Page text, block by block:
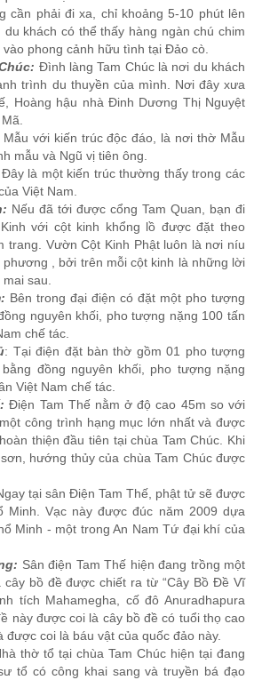
cần phải đi xa, chỉ khoảng 5-10 phút lên
khách có thể thấy hàng ngàn chú chim
phong cảnh hữu tình tại Đảo cò.
Đình làng Tam Chúc là nơi du khách
trình du thuyền của mình. Nơi đây xưa
Hoàng hậu nhà Đinh Dương Thị Nguyệt
với kiến trúc độc đáo, là nơi thờ Mẫu
mẫu và Ngũ vị tiên ông.
Đây là một kiến trúc thường thấy trong các
Việt Nam.
Nếu đã tới được cổng Tam Quan, bạn đi
với cột kinh khổng lồ được đặt theo
trang. Vườn Cột Kinh Phật luôn là nơi níu
, bởi trên mỗi cột kinh là những lời
sau.
Bên trong đại điện có đặt một pho tượng
nguyên khối, pho tượng nặng 100 tấn
chế tác.
: Tại điện đặt bàn thờ gồm 01 pho tượng
đồng nguyên khối, pho tượng nặng
Việt Nam chế tác.
Điện Tam Thế nằm ở độ cao 45m so với
công trình hạng mục lớn nhất và được
thiện đầu tiên tại chùa Tam Chúc. Khi
hướng thủy của chùa Tam Chúc được
tại sân Điện Tam Thế, phật tử sẽ được
Minh. Vạc này được đúc năm 2009 dựa
Minh - một trong An Nam Tứ đại khí của
Sân điện Tam Thế hiện đang trồng một
bồ đề được chiết ra từ “Cây Bồ Ðề Vĩ
tích Mahamegha, cố đô Anuradhapura
này được coi là cây bồ đề có tuổi thọ cao
được coi là báu vật của quốc đảo này.
thờ tổ tại chùa Tam Chúc hiện tại đang
tổ có công khai sang và truyền bá đạo